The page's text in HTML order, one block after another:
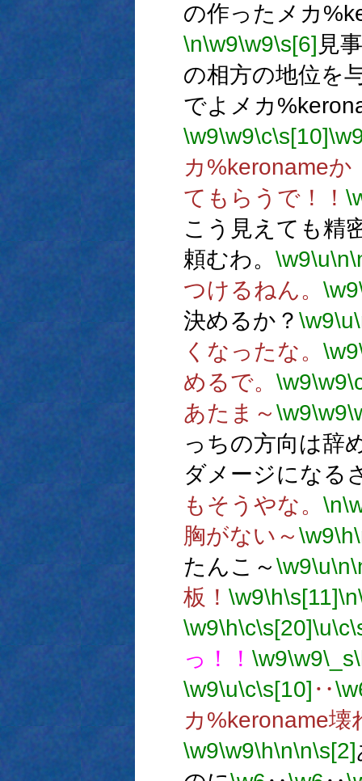
の作ったメカ
\n\w9\w9\s[6] 見
の相方の地位を
でよメカ
\w9\w9\c\s[10]
カ%keronameか
てもらうで！！
こう見えても精
頼むわ。 \w9\u\n
つけるねん。 \w9
決めるか？ \w9\u
くなったな。 \w9
めるで。 \w9\w9
あたま～\w9\w9
っちの方向は辞
ダメージになる
もそうやな。 \n
胸がない～\w9\h
たんこ～\w9\u\n
板！ \w9\h\s[11]\n
\w9\h\c\s[20]\u\c
っ！！ \w9\w9\_s
\w9\u\c\s[10] ‥
カ%keroname
\w9\w9\h\n\n\s[2]